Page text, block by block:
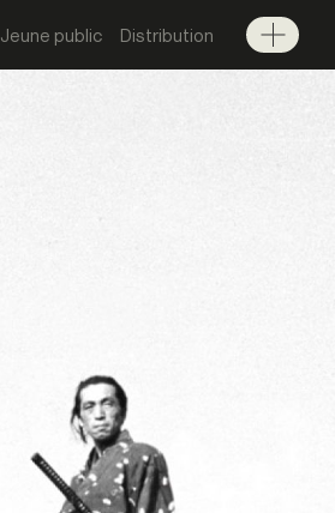
Jeune public Distribution
Menu